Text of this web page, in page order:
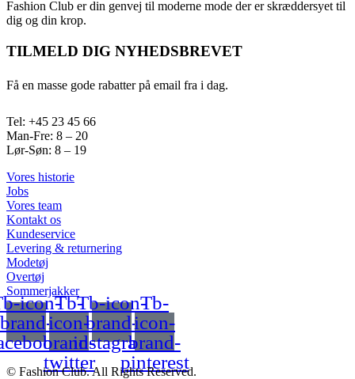
Fashion Club er din genvej til moderne mode der er skræddersyet til
dig og din krop.
TILMELD DIG NYHEDSBREVET
Få en masse gode rabatter på email fra i dag.
Tel: +45 23 45 66
Man-Fre: 8 – 20
Lør-Søn: 8 – 19
Vores historie
Jobs
Vores team
Kontakt os
Kundeservice
Levering & returnering
Modetøj
Overtøj
Sommerjakker
icon-
brand-
Tb-
icon-
brand-
twitter
Tb-icon-
brand-
instagram
Tb-
icon-
brand-
pinterest
© Fashion Club. All Rights Reserved.